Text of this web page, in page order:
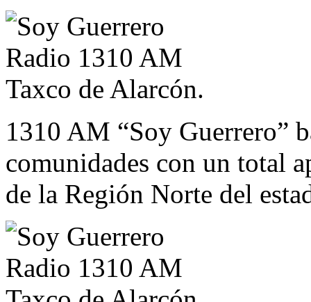
1310 AM “Soy Guerrero”
comunidades con un total
de la Región Norte del